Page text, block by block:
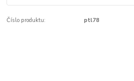
Číslo produktu: ptl78